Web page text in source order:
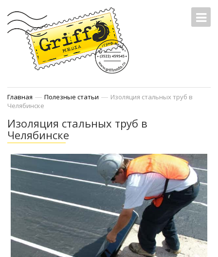
Главная — Полезные статьи — Изоляция стальных труб в
Челябинске
Изоляция стальных труб в
Челябинске